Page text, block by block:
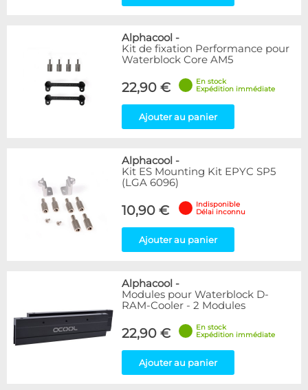
Alphacool -
Kit de fixation Performance pour
Waterblock Core AM5
22,90 €
En stock
Expédition immédiate
Ajouter au panier
Alphacool -
Kit ES Mounting Kit EPYC SP5
(LGA 6096)
10,90 €
Indisponible
Délai inconnu
Ajouter au panier
Alphacool -
Modules pour Waterblock D-
RAM-Cooler - 2 Modules
22,90 €
En stock
Expédition immédiate
Ajouter au panier